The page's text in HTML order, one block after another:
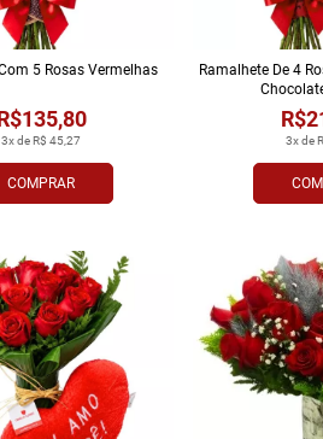
COMPRAR
3x de R$ 45,27
5 Rosas Vermelhas
3x de
Ramalhete De 4